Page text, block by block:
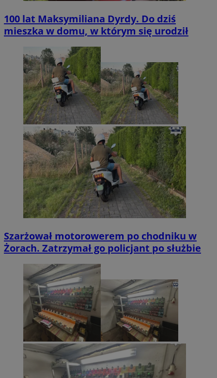
100 lat Maksymiliana Dyrdy. Do dziś
mieszka w domu, w którym się urodził
Szarżował motorowerem po chodniku w
Żorach. Zatrzymał go policjant po służbie